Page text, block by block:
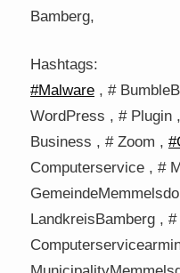
Bamberg,
Hashtags:
#Malware , #
WordPress , # Plugin
Business , # Zoom ,
Computerservice , #
LandkreisBamberg , #